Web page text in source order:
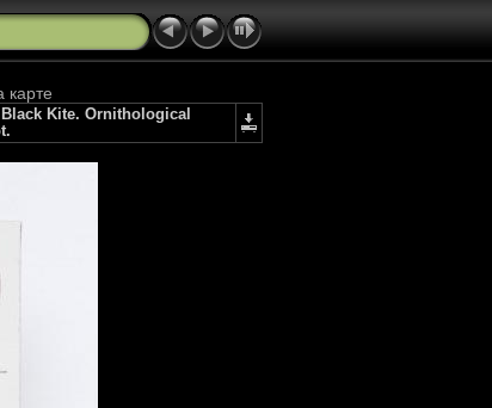
карте
Kite. Ornithological